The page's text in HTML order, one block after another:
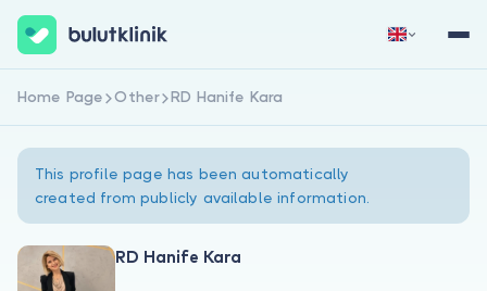
Sign Up Now
Home Page Other RD Hanife Kara
This profile page has been automatically
created from publicly available information.
RD Hanife Kara